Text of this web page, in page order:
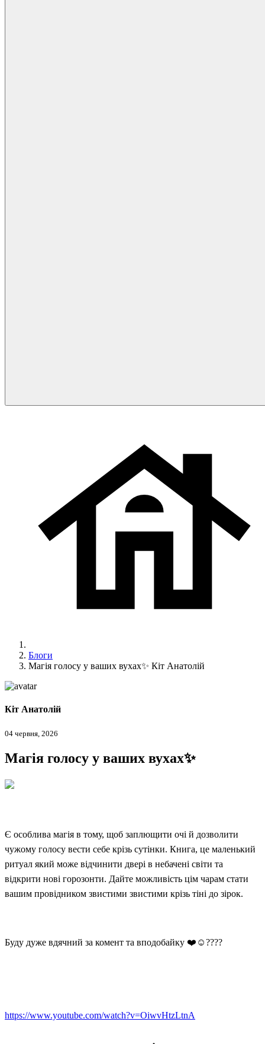
Блоги
Магія голосу у ваших вухах✨ Кіт Анатолій
Кіт Анатолій
04 червня, 2026
Магія голосу у ваших вухах✨
Є особлива магія в тому, щоб заплющити очі й дозволити
чужому голосу вести себе крізь сутінки. Книга, це маленький
ритуал який може відчинити двері в небачені світи та
відкрити нові горозонти. Дайте можливість цім чарам стати
вашим провідником звистими звистими крізь тіні до зірок.
Буду дуже вдячний за комент та вподобайку ❤️☺️????
https://www.youtube.com/watch?v=OiwvHtzLtnA